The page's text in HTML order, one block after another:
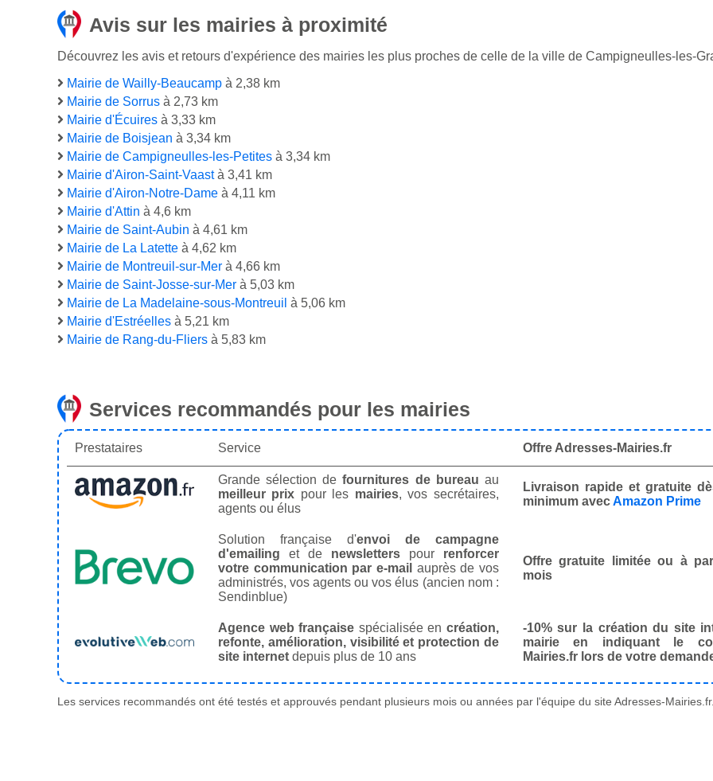
Avis sur les mairies à proximité
Découvrez les avis et retours d'expérience des mairies les plus proches de celle de la ville de Campigneulles-les-
Mairie de Wailly-Beaucamp à 2,38 km
Mairie de Sorrus à 2,73 km
Mairie d'Écuires à 3,33 km
Mairie de Boisjean à 3,34 km
Mairie de Campigneulles-les-Petites à 3,34 km
Mairie d'Airon-Saint-Vaastà 3,41 km
Mairie d'Airon-Notre-Dame à 4,11 km
Mairie d'Attin à 4,6 km
Mairie de Saint-Aubin à 4,61 km
Mairie de La Latette à 4,62 km
Mairie de Montreuil-sur-Mer à 4,66 km
Mairie de Saint-Josse-sur-Mer à 5,03 km
Mairie de La Madelaine-sous-Montreuil à 5,06 km
Mairie d'Estréelles à 5,21 km
Mairie de Rang-du-Fliers à 5,83 km
Services recommandés pour les mairies
Prestataires Service Offre Adresses-Mairies.fr
Grande sélection defournitures de bureau au
meilleur prix pour les mairies, vos secrétaires,
agents ou élus
Livraison rapide et gratuite
minimum avecAmazon Prime
Solution française d'envoi de campagne
d'emailing et de newsletterspour renforcer
votre communication par e-mail auprès de vos
administrés, vos agents ou vos élus (ancien nom :
Sendinblue)
Offre gratuite limitée ou à
mois
Agence web française spécialisée en création,
refonte, amélioration, visibilité et protection de
site internet depuis plus de 10 ans
-10% sur la création du site
mairie en indiquant le
Mairies.fr lors de votre
Les services recommandés ont été testés et approuvés pendant plusieurs mois ou années par l'équipe du site Adresses-Mairies.fr.